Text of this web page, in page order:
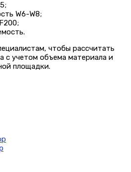
W6-W8;
чтобы рассчитать
с учетом объема материала и
площадки.